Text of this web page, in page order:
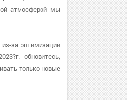
атмосферой мы
за оптимизации
- обновитесь,
только новые